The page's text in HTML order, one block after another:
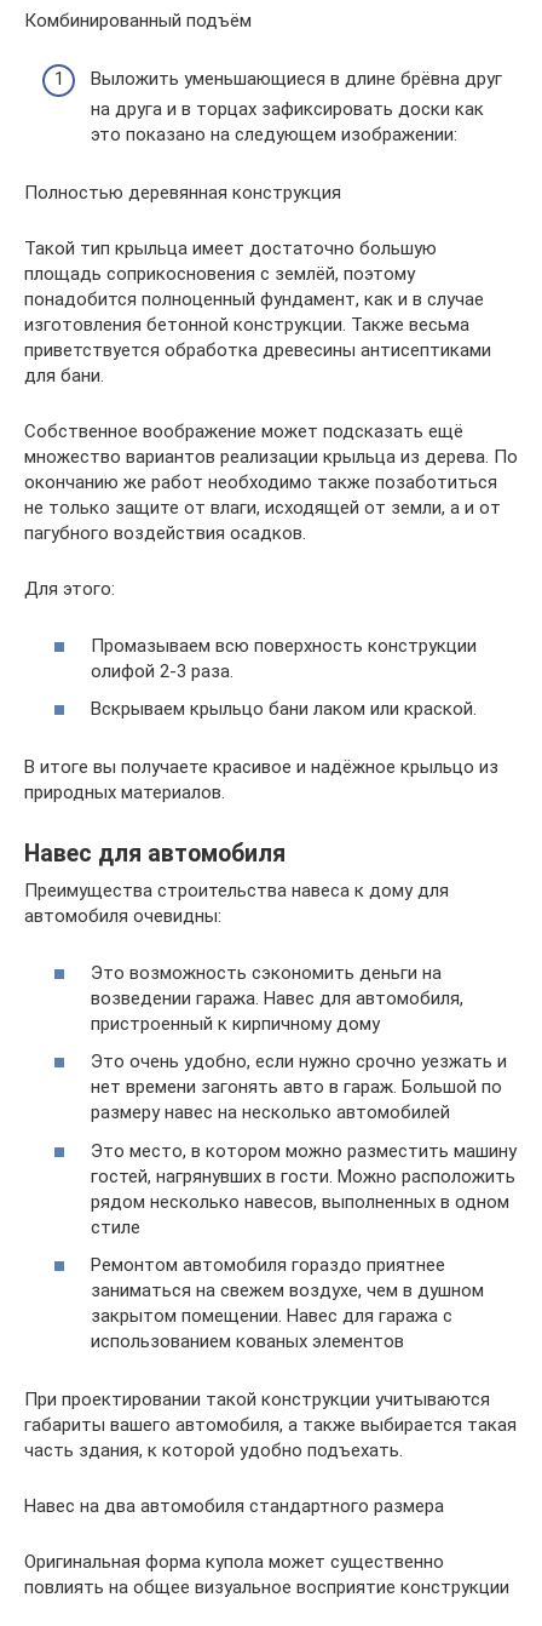
Комбинированный подъём
Выложить уменьшающиеся в длине брёвна друг
на друга и в торцах зафиксировать доски как
это показано на следующем изображении:
Полностью деревянная конструкция
Такой тип крыльца имеет достаточно большую
площадь соприкосновения с землёй, поэтому
понадобится полноценный фундамент, как и в случае
изготовления бетонной конструкции. Также весьма
приветствуется обработка древесины антисептиками
для бани.
Собственное воображение может подсказать ещё
множество вариантов реализации крыльца из дерева. По
окончанию же работ необходимо также позаботиться
не только защите от влаги, исходящей от земли, а и от
пагубного воздействия осадков.
Для этого:
Промазываем всю поверхность конструкции
олифой 2-3 раза.
Вскрываем крыльцо бани лаком или краской.
В итоге вы получаете красивое и надёжное крыльцо из
природных материалов.
Навес для автомобиля
Преимущества строительства навеса к дому для
автомобиля очевидны:
Это возможность сэкономить деньги на
возведении гаража. Навес для автомобиля,
пристроенный к кирпичному дому
Это очень удобно, если нужно срочно уезжать и
нет времени загонять авто в гараж. Большой по
размеру навес на несколько автомобилей
Это место, в котором можно разместить машину
гостей, нагрянувших в гости. Можно расположить
рядом несколько навесов, выполненных в одном
стиле
Ремонтом автомобиля гораздо приятнее
заниматься на свежем воздухе, чем в душном
закрытом помещении. Навес для гаража с
использованием кованых элементов
При проектировании такой конструкции учитываются
габариты вашего автомобиля, а также выбирается такая
часть здания, к которой удобно подъехать.
Навес на два автомобиля стандартного размера
Оригинальная форма купола может существенно
повлиять на общее визуальное восприятие конструкции